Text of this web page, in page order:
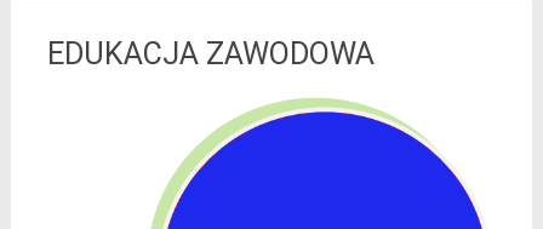
EDUKACJA ZAWODOWA